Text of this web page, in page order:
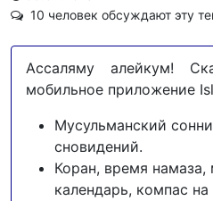
10 человек обсуждают эту
Ассаляму алейкум!
мобильное приложение
Мусульманский
сновидений.
Коран, время намаза,
календарь, компас